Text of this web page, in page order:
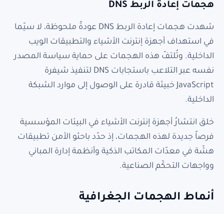
هجمات إعادة الربط DNS
شهدت هجمات إعادة الربط DNS عودةً ملحوظة، لا سيّما
في استهداف أجهزة إنترنت الأشياء والتطبيقات الويب
الداخلية. وتُلتفّ هذه الهجمات على حماية سياسة المصدر
نفسه عبر التلاعب باستجابات DNS لتنفيذ شيفرة
JavaScript خبيثة قادرة على الوصول إلى موارد الشبكة
الداخلية.
خلق انتشارُ أجهزة إنترنت الأشياء في البيئات المؤسسية
فرصاً جديدة لهذه الهجمات، إذ حدّد باحثو الأمن تطبيقات
هشّة في معدّات المكاتب الذكية وأنظمة إدارة المباني
وواجهات التحكّم الصناعية.
أنماط الهجمات الجغرافية